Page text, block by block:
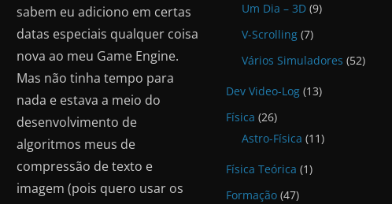
sabem eu adiciono em certas
datas especiais qualquer coisa
nova ao meu Game Engine.
Mas não tinha tempo para
nada e estava a meio do
desenvolvimento de
algoritmos meus de
compressão de texto e
imagem (pois quero usar os
Um Dia – 3D (9)
V-Scrolling (7)
Vários Simuladores (52)
Dev Video-Log (13)
Física (26)
Astro-Física (11)
Física Teórica (1)
Formação (47)